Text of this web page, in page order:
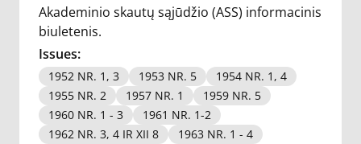
Akademinio skautų sąjūdžio (ASS) informacinis
biuletenis.
Issues:
1952 NR. 1, 3 1953 NR. 5
1954 NR. 1, 4
1955 NR. 2
1957 NR. 1
1959 NR. 5
1960 NR. 1 - 3
1961 NR. 1-2
1962 NR. 3, 4 IR XII 8
1963 NR. 1 - 4